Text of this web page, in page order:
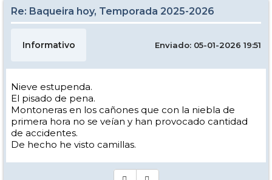
Re: Baqueira hoy, Temporada 2025-2026
Informativo Enviado: 05-01-2026 19:51
Nieve estupenda.
El pisado de pena.
Montoneras en los cañones que con la niebla de
primera hora no se veían y han provocado cantidad
de accidentes.
De hecho he visto camillas.